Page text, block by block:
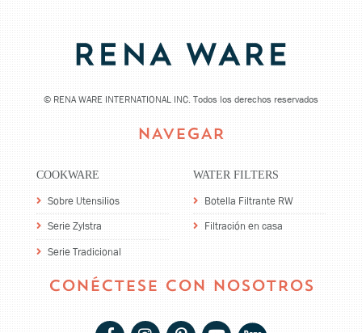
© RENA WARE INTERNATIONAL INC. Todos los derechos reservados
NAVEGAR
COOKWARE
Sobre Utensilios
Serie Zylstra
Serie Tradicional
WATER FILTERS
Botella Filtrante RW
Filtración en casa
CONÉCTESE CON NOSOTROS